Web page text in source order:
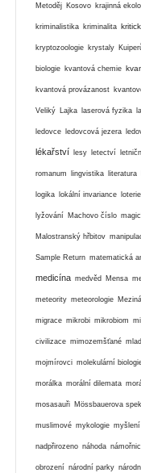
Metoděj Kosovo krajinná
kriminalistika kriminalita
kryptozoologie krystaly
biologie kvantová chemie
kvantová provázanost
Veliký Lajka laserová fyzika
ledovce ledovcová jezera
lékařství lesy letectví
romanum lingvistika literatura
logika lokální invariance loterie
lyžování Machovo číslo
Malostranský hřbitov
Sample Return matematická
medicína medvěd Mensa
meteority meteorologie
migrace mikrobi mikrobiom
civilizace mimozemšťané
mojmírovci molekulární
morálka morální dilemata
mosasauři Mössbauerova
muslimové mykologie
nadpřirozeno náhoda
obrození národní parky